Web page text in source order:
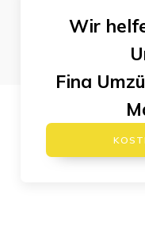
Wir
Fina